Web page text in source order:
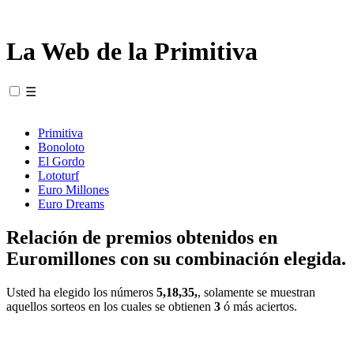
La Web de la Primitiva
☰
Primitiva
Bonoloto
El Gordo
Lototurf
Euro Millones
Euro Dreams
Relación de premios obtenidos en
Euromillones con su combinación elegida.
Usted ha elegido los números 5,18,35,, solamente se muestran
aquellos sorteos en los cuales se obtienen 3 ó más aciertos.